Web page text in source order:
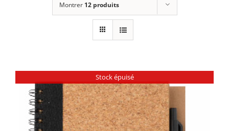
Montrer 12 produits
Stock épuisé